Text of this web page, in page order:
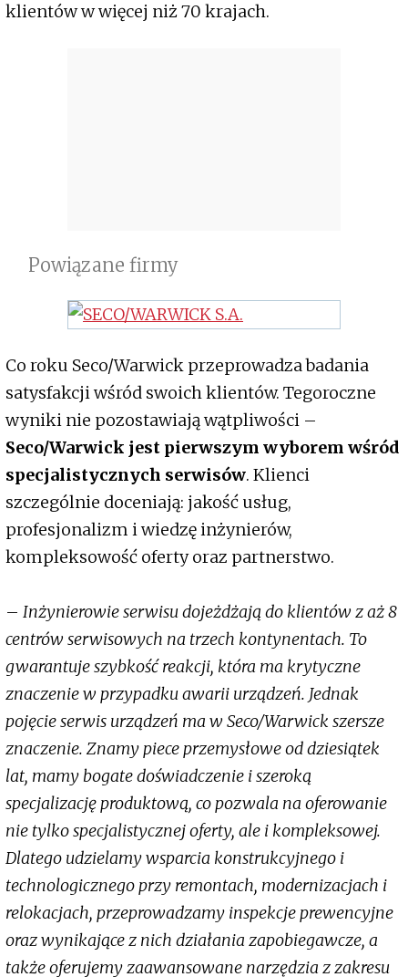
klientów w więcej niż 70 krajach.
Powiązane firmy
Co roku Seco/Warwick przeprowadza badania
satysfakcji wśród swoich klientów. Tegoroczne
wyniki nie pozostawiają wątpliwości –
Seco/Warwick jest pierwszym wyborem wśród
specjalistycznych serwisów. Klienci
szczególnie doceniają: jakość usług,
profesjonalizm i wiedzę inżynierów,
kompleksowość oferty oraz partnerstwo.
– Inżynierowie serwisu dojeżdżają do klientów z aż 8
centrów serwisowych na trzech kontynentach. To
gwarantuje szybkość reakcji, która ma krytyczne
znaczenie w przypadku awarii urządzeń. Jednak
pojęcie serwis urządzeń ma w Seco/Warwick szersze
znaczenie. Znamy piece przemysłowe od dziesiątek
lat, mamy bogate doświadczenie i szeroką
specjalizację produktową, co pozwala na oferowanie
nie tylko specjalistycznej oferty, ale i kompleksowej.
Dlatego udzielamy wsparcia konstrukcyjnego i
technologicznego przy remontach, modernizacjach i
relokacjach, przeprowadzamy inspekcje prewencyjne
oraz wynikające z nich działania zapobiegawcze, a
także oferujemy zaawansowane narzędzia z zakresu